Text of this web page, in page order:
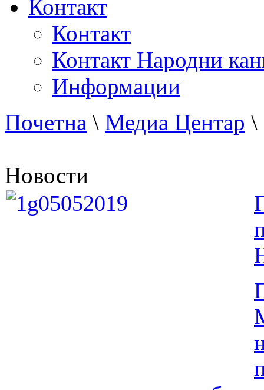
Контакт
Контакт
Контакт Народни
Информации
Почетна \ Медиа Центар \
Новости